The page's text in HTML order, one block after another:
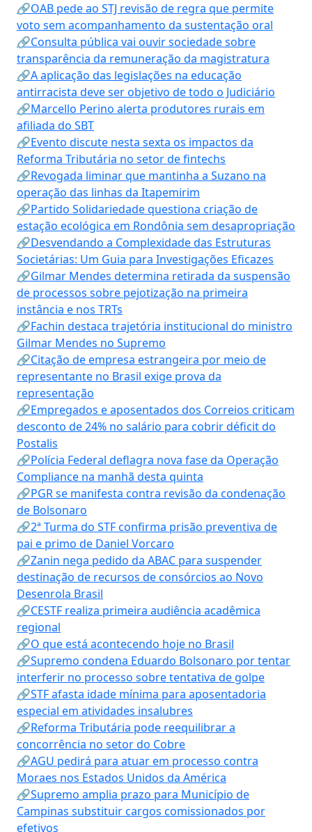
🔗OAB pede ao STJ revisão de regra que permite
voto sem acompanhamento da sustentação oral
🔗Consulta pública vai ouvir sociedade sobre
transparência da remuneração da magistratura
🔗A aplicação das legislações na educação
antirracista deve ser objetivo de todo o Judiciário
🔗Marcello Perino alerta produtores rurais em
afiliada do SBT
🔗Evento discute nesta sexta os impactos da
Reforma Tributária no setor de fintechs
🔗Revogada liminar que mantinha a Suzano na
operação das linhas da Itapemirim
🔗Partido Solidariedade questiona criação de
estação ecológica em Rondônia sem desapropriação
🔗Desvendando a Complexidade das Estruturas
Societárias: Um Guia para Investigações Eficazes
🔗Gilmar Mendes determina retirada da suspensão
de processos sobre pejotização na primeira
instância e nos TRTs
🔗Fachin destaca trajetória institucional do ministro
Gilmar Mendes no Supremo
🔗Citação de empresa estrangeira por meio de
representante no Brasil exige prova da
representação
🔗Empregados e aposentados dos Correios criticam
desconto de 24% no salário para cobrir déficit do
Postalis
🔗Polícia Federal deflagra nova fase da Operação
Compliance na manhã desta quinta
🔗PGR se manifesta contra revisão da condenação
de Bolsonaro
🔗2ª Turma do STF confirma prisão preventiva de
pai e primo de Daniel Vorcaro
🔗Zanin nega pedido da ABAC para suspender
destinação de recursos de consórcios ao Novo
Desenrola Brasil
🔗CESTF realiza primeira audiência acadêmica
regional
🔗O que está acontecendo hoje no Brasil
🔗Supremo condena Eduardo Bolsonaro por tentar
interferir no processo sobre tentativa de golpe
🔗STF afasta idade mínima para aposentadoria
especial em atividades insalubres
🔗Reforma Tributária pode reequilibrar a
concorrência no setor do Cobre
🔗AGU pedirá para atuar em processo contra
Moraes nos Estados Unidos da América
🔗Supremo amplia prazo para Município de
Campinas substituir cargos comissionados por
efetivos